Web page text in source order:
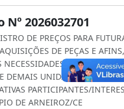
2026032701
DE PREÇOS PARA
DE PEÇAS E
NECESSIDADES DA
DEMAIS UNIDADES
PARTICIPANTES/
DE ARNEIROZ/CE